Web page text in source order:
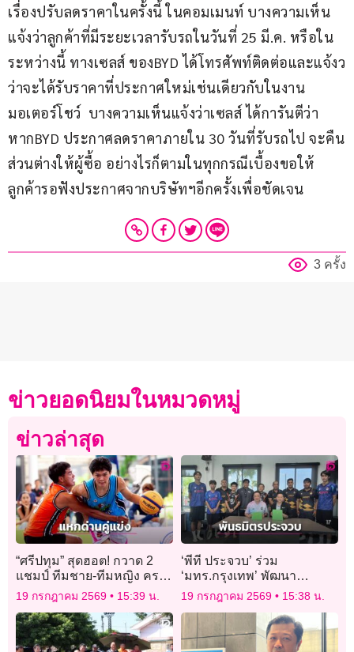
เรื่องปรับลดราคาในครั้งนี้ ในคอมเมนท์ บางความเห็น
แจ้งว่าลูกค้าที่มีระยะเวลารับรถในวันที่ 25 มี.ค. หรือใน
ระหว่างนี้ ทางเซลส์ ของBYD ได้โทรศัพท์ติดต่อและแจ้งว
ว่าจะได้รับราคาที่ประกาศใหม่เช่นเดียวกับในงาน
มอเตอร์โชว์  บางความเห็นแจ้งว่าเซลส์ ได้การันตีว่า
หากBYD ประกาศลดราคาภายใน 30 วันที่รับรถไป จะคืน
ส่วนต่างให้ผู้ซื้อ อย่างไรก็ตามในทุกกรณีเบื้องขอให้
ลูกค้ารอฟังประกาศจากบริษัทฯอีกครั้งเพื่อชัดเจน
3 ครั้ง
ข่าวยอดนิยมในหมวดหมู่
ข่าวล่าสุด
“ศรีปทุม” สุดฮอต! กวาด 2
แชมป์ ทีมชาย-ทีมหญิง ครอง
บัลลังก์ ศึกยัดห่วง “est Cola
3×3 U-League 2026”
19 กรกฎาคม 2569 15:39 น.
‘พีที ประจวบ’ ร่วม
‘มทร.กรุงเทพ’ พัฒนา
เยาวชน
19 กรกฎาคม 2569 15:38 น.